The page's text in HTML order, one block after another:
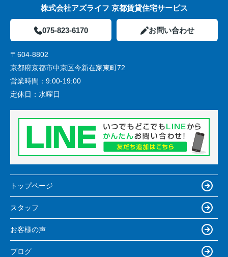
株式会社アズライフ 京都賃貸住宅サービス
075-823-6170 お問い合わせ
〒604-8802
京都府京都市中京区今新在家東町72
営業時間： 9:00-19:00
定休日： 水曜日
トップページ
スタッフ
お客様の声
ブログ